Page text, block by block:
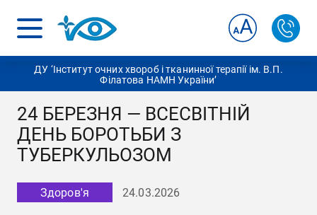
ДУ ‘Інститут очних хвороб і тканинної терапії ім. В.П.
Філатова НАМН України’
24 БЕРЕЗНЯ — ВСЕСВІТНІЙ
ДЕНЬ БОРОТЬБИ З
ТУБЕРКУЛЬОЗОМ
Здоров'я 24.03.2026